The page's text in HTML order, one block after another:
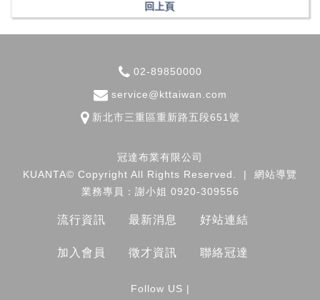
02-89850000
service@kttaiwan.com
新北市三重區重新路五段651號
冠達布業有限公司
KUANTA© Copyright All Rights Reserved.
| 網站導覽
業務專員：謝小姐 0920-309556
流行資訊 最新消息 好站連結
加入會員 徵才資訊 聯絡冠達
Follow US |